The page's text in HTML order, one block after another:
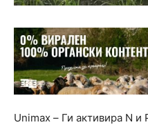
Unimax – Ги активира N и